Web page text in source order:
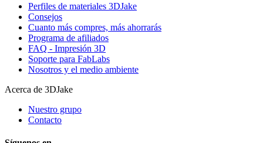
Perfiles de materiales 3DJake
Consejos
Cuanto más compres, más ahorrarás
Programa de afiliados
FAQ - Impresión 3D
Soporte para FabLabs
Nosotros y el medio ambiente
Acerca de 3DJake
Nuestro grupo
Contacto